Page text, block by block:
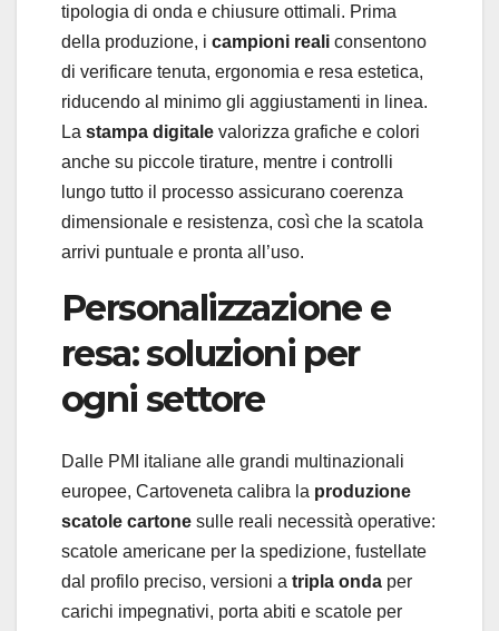
tipologia di onda e chiusure ottimali. Prima
della produzione, i campioni reali consentono
di verificare tenuta, ergonomia e resa estetica,
riducendo al minimo gli aggiustamenti in linea.
La stampa digitale valorizza grafiche e colori
anche su piccole tirature, mentre i controlli
lungo tutto il processo assicurano coerenza
dimensionale e resistenza, così che la scatola
arrivi puntuale e pronta all’uso.
Personalizzazione e
resa: soluzioni per
ogni settore
Dalle PMI italiane alle grandi multinazionali
europee, Cartoveneta calibra la produzione
scatole cartone sulle reali necessità operative:
scatole americane per la spedizione, fustellate
dal profilo preciso, versioni a tripla onda per
carichi impegnativi, porta abiti e scatole per